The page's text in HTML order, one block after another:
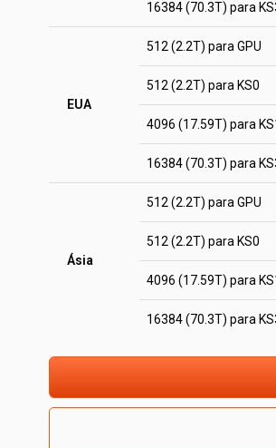
16384 (70.3T) para
EUA
512 (2.2T) para GPU
512 (2.2T) para KS0
4096 (17.59T) para
16384 (70.3T) para
Ásia
512 (2.2T) para GPU
512 (2.2T) para KS0
4096 (17.59T) para
16384 (70.3T) para